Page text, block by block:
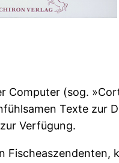
(sog.
Texte zur
Verfügung.